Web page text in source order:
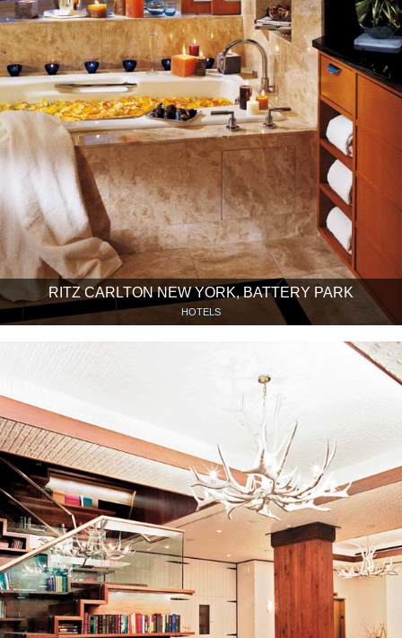
RITZ CARLTON NEW YORK, BATTERY PARK
HOTELS